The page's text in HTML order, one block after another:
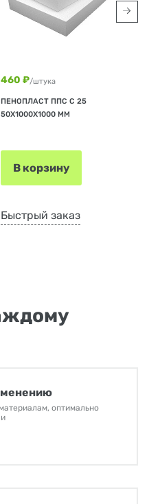
460 ₽/штука
ПЕНОПЛАСТ ППС С 25
50Х1000Х1000 ММ
В корзину
Быстрый заказ
оптимально